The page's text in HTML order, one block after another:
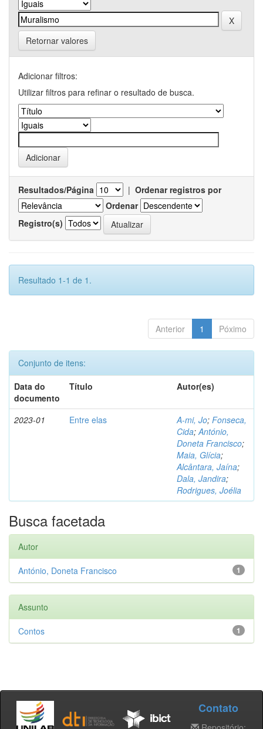
Retornar valores
Adicionar filtros:
Utilizar filtros para refinar o resultado de busca.
Resultados/Página | Ordenar registros por
Ordenar
Registro(s)
Resultado 1-1 de 1.
Anterior 1 Póximo
Conjunto de itens:
Data do
documento
Título Autor(es)
2023-01 Entre elas A-mi, Jo; Fonseca,
Cida;António,
Doneta Francisco;
Maia, Glícia;
Alcântara, Jaína;
Dala, Jandira;
Rodrigues, Joélia
Busca facetada
Autor
1
António, Doneta Francisco
Assunto
1
Contos
Contato